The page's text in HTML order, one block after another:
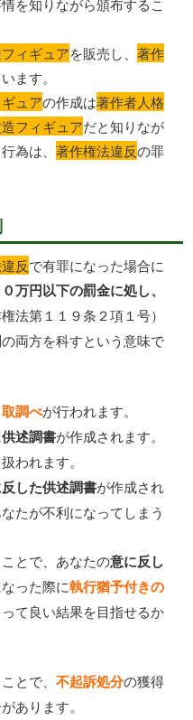
を知りながら頒布するこ
ィギュアを販売し、著作
ます。
ュアの作成は著作者人格
フィギュアだと知りなが
為は、著作権法違反の罪
反で有罪になった場合に
万円以下の罰金に処し、
法第１１９条２項１号）
両方を科すという意味で
取調べが行われます。
供述調書が作成されます。
われます。
した供述調書が作成され
たが不利になってしまう
とで、あなたの意に反し
った際に執行猶予付きの
て良い結果を目指せるか
とで、不起訴処分の獲得
あります。